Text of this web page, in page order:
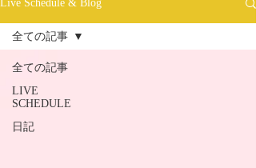
Live Schedule & Blog
全ての記事
LIVE
SCHEDULE
日記
全ての記事